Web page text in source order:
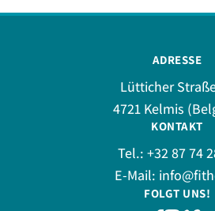
ADRESSE
Lütticher
4721 Kelmis
KONTAKT
Tel.: +32 87 74
E-Mail:
FOLGT UNS!